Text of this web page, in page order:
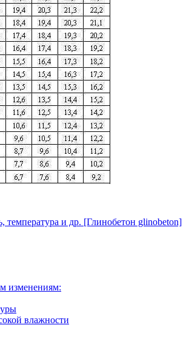
температура и др. [Глинобетон glinobeton]
изменениям:
влажности